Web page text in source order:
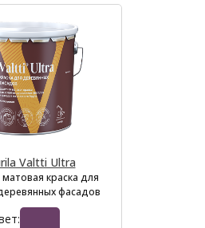
Valtti Ultra
краска для
фасадов